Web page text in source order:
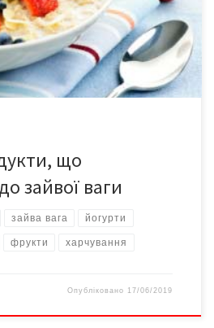
яку запарюють окропом –
не дають тривалого відчуття
що
зайвої ваги
зайва вага йогурти
фрукти харчування
Опубліковано 17/06/2019